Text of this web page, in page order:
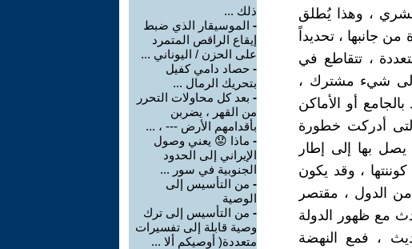
، وهذا يُطلق
جانبها ، تحديداً
، تتقاطع في
إلى شيء مشترك ،
أو الأماكن
التى أدركت خطورة
يصل بها إلى إطار
، وقد يكون
من الدول ، مقتصر
مع ظهور الدولة
، فمع النهضة
ذلك ...
- الموسيقار الذي ضبط
إيقاع الراقص المتمرد
على الحزن / اليوناني ...
- حصاد دامي كفيل
بتحريك الرمال ...
- بعد كل محاولات التحرر
من القهر ، يضربن
بأقدامهم الأرض --- ، ...
- ماذا 😟 يعني وصول
الإيراني إلى الحدود
الجنوبية في سور ...
- من التأسيس إلى
الوصية
- من التأسيس إلى ترك
وصية قابلة إلى تفسيرات
متعددة( أوصيكم ألا ...